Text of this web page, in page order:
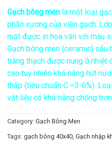
Gạch bông men là một loại
phần xương của viên gạch.
mặt được in hoa văn với màu
Gạch bông men (ceramic)
tràng thạch được nung ở nhiệt
cao tuy nhiên khả năng hút
thấp (tiêu chuẩn C =3-6%).
vật liệu có khả năng chống
Category: Gạch Bông Men
Tags: gạch bông 40x40, Gạch nhập